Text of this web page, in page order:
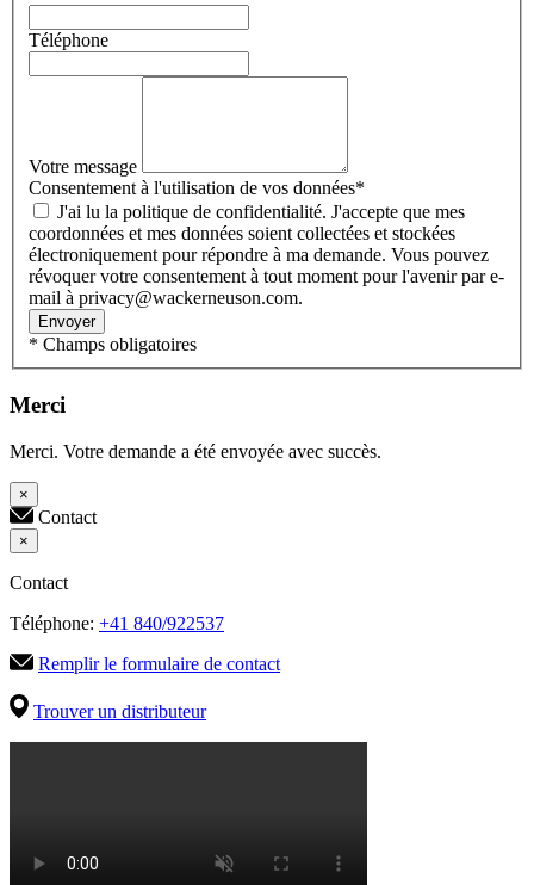
Téléphone
Votre message
Consentement à l'utilisation de vos données*
coordonnées et mes données soient collectées et stockées
électroniquement pour répondre à ma demande. Vous pouvez
révoquer votre consentement à tout moment pour l'avenir par e-
mail à privacy@wackerneuson.com.
Envoyer
* Champs obligatoires
Merci
Merci. Votre demande a été envoyée avec succès.
×
Contact
×
Contact
Téléphone: +41 840/922537
Remplir le formulaire de contact
Trouver un distributeur